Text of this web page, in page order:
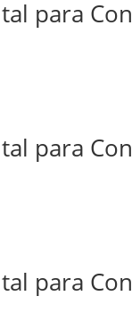
para
para
para